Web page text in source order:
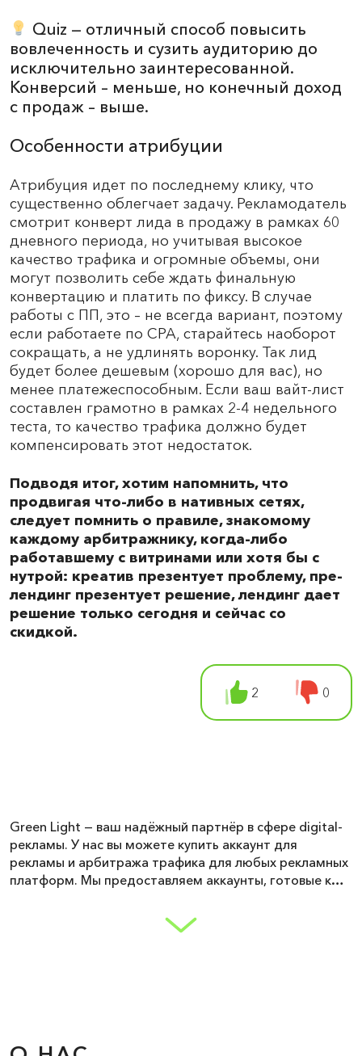
Quiz — отличный способ повысить
вовлеченность и сузить аудиторию до
исключительно заинтересованной.
Конверсий – меньше, но конечный доход
с продаж – выше.
Особенности атрибуции
Атрибуция идет по последнему клику, что
существенно облегчает задачу. Рекламодатель
смотрит конверт лида в продажу в рамках 60
дневного периода, но учитывая высокое
качество трафика и огромные объемы, они
могут позволить себе ждать финальную
конвертацию и платить по фиксу. В случае
работы с ПП, это – не всегда вариант, поэтому
если работаете по CPA, старайтесь наоборот
сокращать, а не удлинять воронку. Так лид
будет более дешевым (хорошо для вас), но
менее платежеспособным. Если ваш вайт-лист
составлен грамотно в рамках 2-4 недельного
теста, то качество трафика должно будет
компенсировать этот недостаток.
Подводя итог, хотим напомнить, что
продвигая что-либо в нативных сетях,
следует помнить о правиле, знакомому
каждому арбитражнику, когда-либо
работавшему с витринами или хотя бы с
нутрой: креатив презентует проблему, пре-
лендинг презентует решение, лендинг дает
решение только сегодня и сейчас со
скидкой.
2 0
Green Light — ваш надёжный партнёр в сфере digital-
рекламы. У нас вы можете купить аккаунт для
рекламы и арбитража трафика для любых рекламных
платформ. Мы предоставляем аккаунты, готовые к
Работайте без ограничений с Facebook ads —
запускайте кампании в Meta на уже готовых